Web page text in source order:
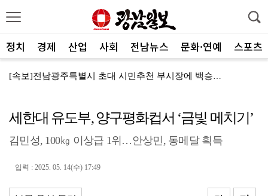
정치 경제 산업 사회 전남뉴스 문화·연예 스포츠
[속보]전남광주특별시 초대 시민추천 부시장에 백승주·윤...
전남광주특별시, ‘빛고을 김장대전’ 김치납품업체 전남권...
"남도의 해수욕장서 무더위 잊고 즐겨요"
나주 상가서 화재…상가 등 8개소 피해
여자 화장실 들어가 여성 훔쳐본 10대 검거
세한대 유도부, 양구평화컵서 ‘금빛 메치기’
김민성, 100㎏ 이상급 1위…안상민, 동메달 획득
입력 : 2025. 05. 14(수) 17:49